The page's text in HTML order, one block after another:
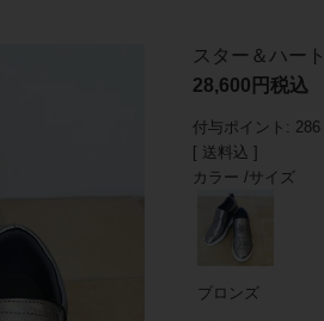
スター＆ハー
28,600
税込
付与ポイント: 286
送料込
カラー
サイズ
ブロンズ